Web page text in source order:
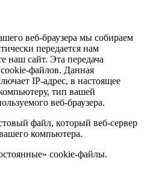
веб-браузера мы собираем
передается нам
наш сайт. Эта передача
cookie-файлов. Данная
IP-адрес, в настоящее
тип вашей
веб-браузера.
файл, который веб-сервер
компьютера.
cookie-файлы.